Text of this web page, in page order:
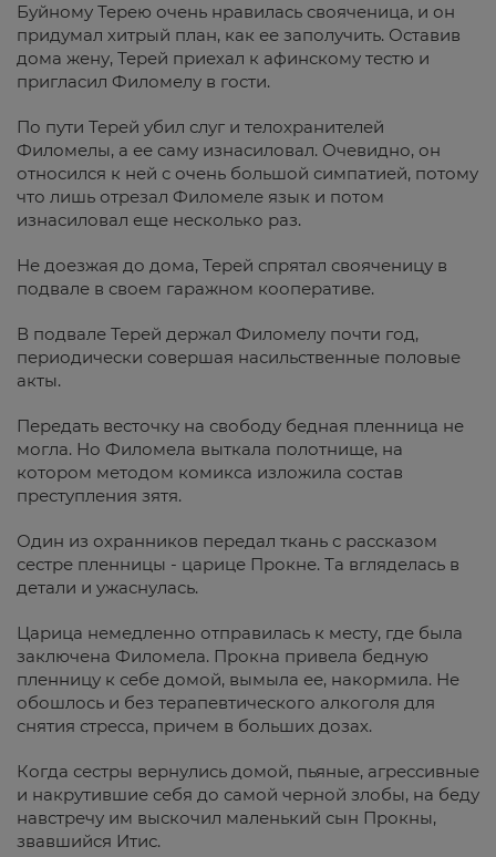
Буйному Терею очень нравилась свояченица, и он
придумал хитрый план, как ее заполучить. Оставив
дома жену, Терей приехал к афинскому тестю и
пригласил Филомелу в гости.
По пути Терей убил слуг и телохранителей
Филомелы, а ее саму изнасиловал. Очевидно, он
относился к ней с очень большой симпатией, потому
что лишь отрезал Филомеле язык и потом
изнасиловал еще несколько раз.
Не доезжая до дома, Терей спрятал свояченицу в
подвале в своем гаражном кооперативе.
В подвале Терей держал Филомелу почти год,
периодически совершая насильственные половые
акты.
Передать весточку на свободу бедная пленница не
могла. Но Филомела выткала полотнище, на
котором методом комикса изложила состав
преступления зятя.
Один из охранников передал ткань с рассказом
сестре пленницы - царице Прокне. Та вгляделась в
детали и ужаснулась.
Царица немедленно отправилась к месту, где была
заключена Филомела. Прокна привела бедную
пленницу к себе домой, вымыла ее, накормила. Не
обошлось и без терапевтического алкоголя для
снятия стресса, причем в больших дозах.
Когда сестры вернулись домой, пьяные, агрессивные
и накрутившие себя до самой черной злобы, на беду
навстречу им выскочил маленький сын Прокны,
звавшийся Итис.